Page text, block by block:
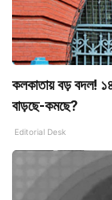
কলকাতায় বড় বদল!
বাড়ছে-কমছে?
Editorial Desk